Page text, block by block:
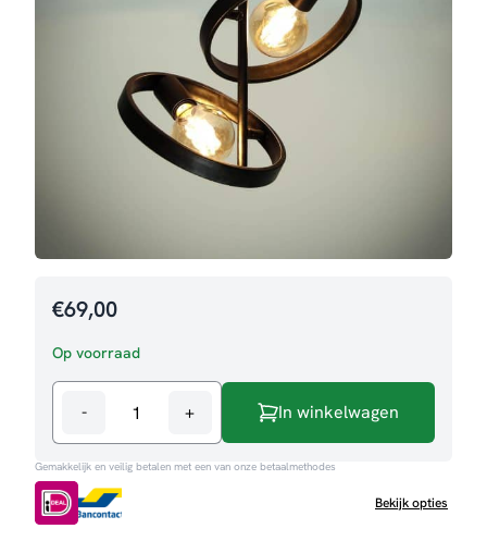
€69,00
Op voorraad
-
Plafondlamp
Harriet
aantal
+ In winkelwagen
Gemakkelijk en veilig betalen met een van onze betaalmethodes
Bekijk opties